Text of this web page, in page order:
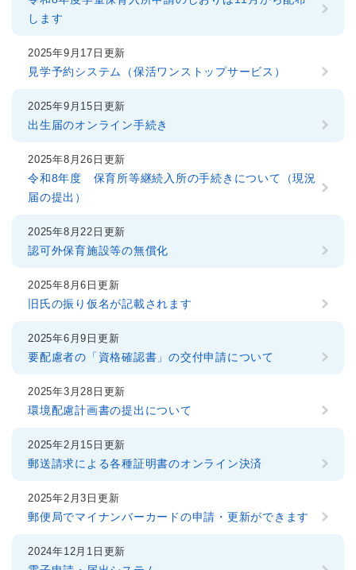
します
2025年9月17日更新
見学予約システム（保活ワンストップサービス）
2025年9月15日更新
出生届のオンライン手続き
2025年8月26日更新
令和8年度 保育所等継続入所の手続きについて（現況
届の提出）
2025年8月22日更新
認可外保育施設等の無償化
2025年8月6日更新
旧氏の振り仮名が記載されます
2025年6月9日更新
要配慮者の「資格確認書」の交付申請について
2025年3月28日更新
環境配慮計画書の提出について
2025年2月15日更新
郵送請求による各種証明書のオンライン決済
2025年2月3日更新
郵便局でマイナンバーカードの申請・更新ができます
2024年12月1日更新